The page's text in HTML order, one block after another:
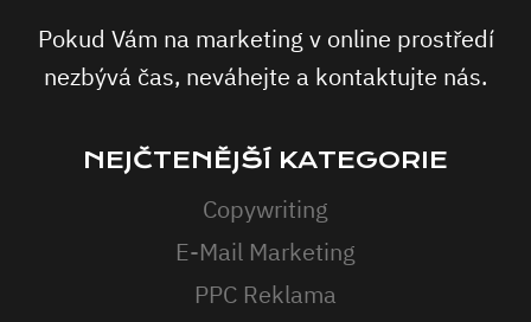
Pokud Vám na marketing v online prostředí
nezbývá čas, neváhejte a kontaktujte nás.
NEJČTENĚJŠÍ KATEGORIE
Copywriting
E-Mail Marketing
PPC Reklama